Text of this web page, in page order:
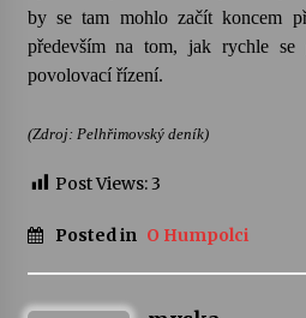
Za kulturou kousek
Petr Adamec –
30. 6. 2026
by se tam mohlo začít koncem
především na tom, jak rychle se
povolovací řízení.
(Zdroj: Pelhřimovský deník)
Post Views:3
Posted in O Humpolci